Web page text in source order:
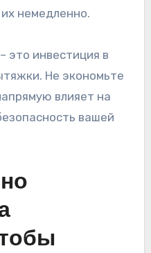
немедленно.
это инвестиция в
Не экономьте
влияет на
вашей